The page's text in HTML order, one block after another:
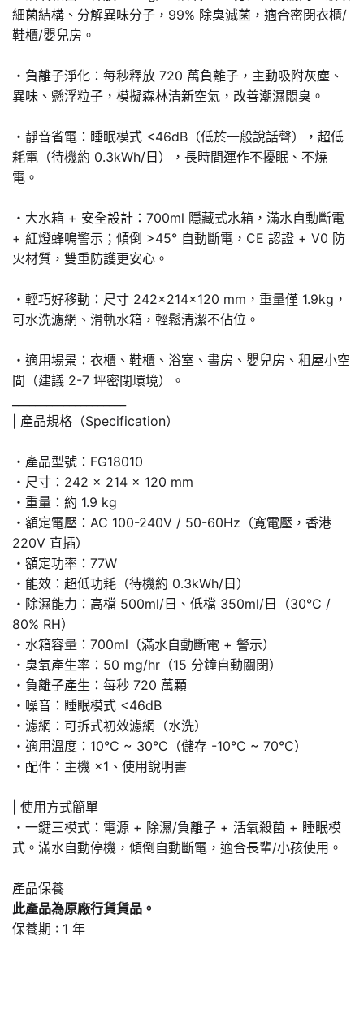
細菌結構、分解異味分子，99% 除臭滅菌，適合密閉衣櫃/
鞋櫃/嬰兒房。
・負離子淨化：每秒釋放 720 萬負離子，主動吸附灰塵、
異味、懸浮粒子，模擬森林清新空氣，改善潮濕悶臭。
・靜音省電：睡眠模式 <46dB（低於一般說話聲），超低
耗電（待機約 0.3kWh/日），長時間運作不擾眠、不燒
電。
・大水箱 + 安全設計：700ml 隱藏式水箱，滿水自動斷電
+ 紅燈蜂鳴警示；傾倒 >45° 自動斷電，CE 認證 + V0 防
火材質，雙重防護更安心。
・輕巧好移動：尺寸 242×214×120 mm，重量僅 1.9kg，
可水洗濾網、滑軌水箱，輕鬆清潔不佔位。
・適用場景：衣櫃、鞋櫃、浴室、書房、嬰兒房、租屋小空
間（建議 2-7 坪密閉環境）。
| 產品規格（Specification）
・產品型號：FG18010
・尺寸：242 × 214 × 120 mm
・重量：約 1.9 kg
・額定電壓：AC 100-240V / 50-60Hz（寬電壓，香港
220V 直插）
・額定功率：77W
・能效：超低功耗（待機約 0.3kWh/日）
・除濕能力：高檔 500ml/日、低檔 350ml/日（30°C /
80% RH）
・水箱容量：700ml（滿水自動斷電 + 警示）
・臭氧產生率：50 mg/hr（15 分鐘自動關閉）
・負離子產生：每秒 720 萬顆
・噪音：睡眠模式 <46dB
・濾網：可拆式初效濾網（水洗）
・適用溫度：10°C ~ 30°C（儲存 -10°C ~ 70°C）
・配件：主機 ×1、使用說明書
| 使用方式簡單
・一鍵三模式：電源 + 除濕/負離子 + 活氧殺菌 + 睡眠模
式。滿水自動停機，傾倒自動斷電，適合長輩/小孩使用。
產品保養
此產品為原廠行貨貨品。
保養期 : 1 年